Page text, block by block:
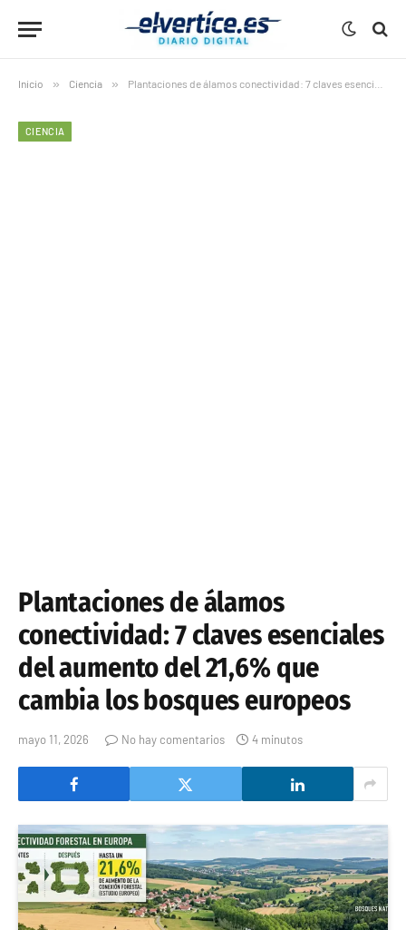
Inicio » Ciencia » Plantaciones de álamos conectividad: 7 claves esenciales del aumento del 21,6% que cambia los bosques europeos
CIENCIA
Plantaciones de álamos
conectividad: 7 claves esenciales
del aumento del 21,6% que
cambia los bosques europeos
mayo 11, 2026 No hay comentarios 4 minutos